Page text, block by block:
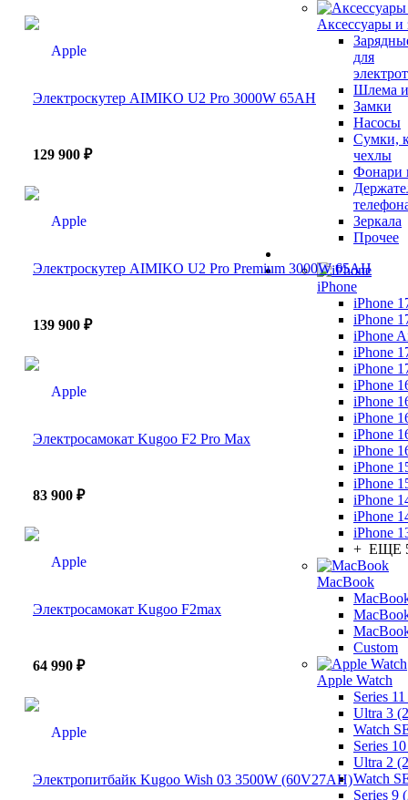
Аксессуары и
для
Шлема
Замки
Насосы
Сумки,
чехлы
Фонари
Зеркала
Прочее
iPhone
iPhone
iPhone
iPhone
iPhone
iPhone
iPhone
iPhone
iPhone
iPhone
iPhone
iPhone
iPhone
iPhone
iPhone
iPhone
+ ЕЩЕ
MacBook
Custom
Apple Watch
Series
Ultra 3
Watch
Series
Ultra 2
Watch
Series 9
Электроскутер AIMIKO U2 Pro 3000W 65AH
129 900 ₽
Электроскутер AIMIKO U2 Pro Premium 3000W 65AH
139 900 ₽
Электросамокат Kugoo F2 Pro Max
83 900 ₽
Электросамокат Kugoo F2max
64 990 ₽
Электропитбайк Kugoo Wish 03 3500W (60V27AH)